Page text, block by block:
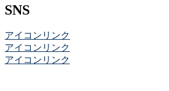
SNS
アイコンリンク
アイコンリンク
アイコンリンク